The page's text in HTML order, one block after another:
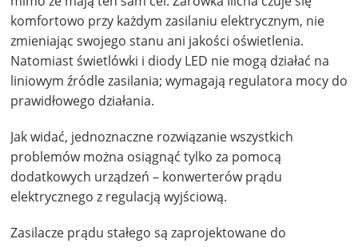
komfortowo przy każdym zasilaniu elektrycznym, nie
zmieniając swojego stanu ani jakości oświetlenia.
Natomiast świetlówki i diody LED nie mogą działać na
liniowym źródle zasilania; wymagają regulatora mocy do
prawidłowego działania.
Jak widać, jednoznaczne rozwiązanie wszystkich
problemów można osiągnąć tylko za pomocą
dodatkowych urządzeń – konwerterów prądu
elektrycznego z regulacją wyjściową.
Zasilacze prądu stałego są zaprojektowane do